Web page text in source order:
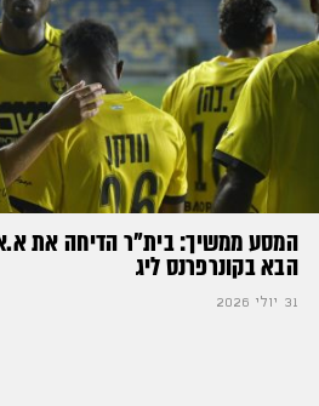
המסע ממשיך: בית"ר הדיחה את
הבא בקונרפרנס ליג
31 יולי 2026